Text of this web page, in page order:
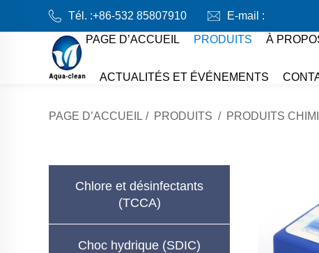
Tél. :+86-532 85807910
E-mail :
PAGE D’ACCUEIL
PRODUITS À
ACTUALITÉS ET ÉVÉNEMENTS
PAGE D’ACCUEIL / PRODUITS / PRODUITS
Chlore et désinfectants
(TCCA)
Choc hydrique (SDIC)